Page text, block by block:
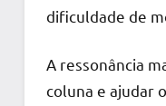
dificuldade de
A ressonância
coluna e ajudar